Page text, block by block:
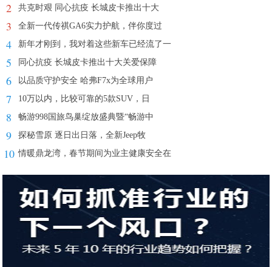
2 共克时艰 同心抗疫 长城皮卡推出十大
3 全新一代传祺GA6实力护航，伴你度过
4 新年才刚到，我对着这些新车已经流了一
5 同心抗疫 长城皮卡推出十大关爱保障
6 以品质守护安全 哈弗F7x为全球用户
7 10万以内，比较可靠的5款SUV，日
8 畅游998国旅鸟巢绽放盛典暨“畅游中
9 探秘雪原 逐日出日落，全新Jeep牧
10 情暖鼎龙湾，春节期间为业主健康安全在